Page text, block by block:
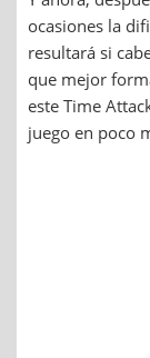
ocasiones la
resultará si
que mejor
este Time
juego en poco